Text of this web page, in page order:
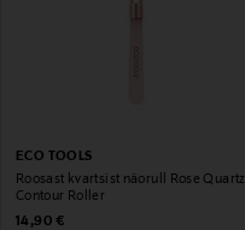
ECO TOOLS
Roosast kvartsist näorull Rose Quartz
Contour Roller
Original Price
14,90 €